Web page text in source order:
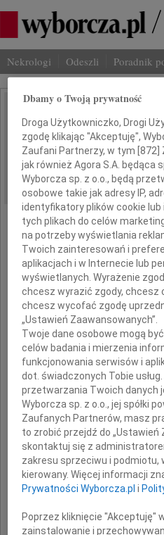
Nekrologi Odeszli Poradnik
IMIĘ I NAZWISKO: Jerzy
REGION: Poznań
DATA EMISJI: 31.07.2012
Z
Jego
jak i
Składamy
Michał
Dbamy o Twoją prywatność
Droga Użytkowniczko, Drogi
zgodę klikając "Akceptuję",
Zaufani Partnerzy, w tym [872]
jak również Agora S.A. będąca
Wyborcza sp. z o.o., będą
osobowe takie jak adresy IP,
identyfikatory plików cookie
tych plikach do celów
na potrzeby wyświetlania
Twoich zainteresowań i
aplikacjach i w Internecie lub
wyświetlanych. Wyrażenie
chcesz wyrazić zgody, chcesz
chcesz wycofać zgodę
„Ustawień Zaawansowanych”.
Twoje dane osobowe mogą
celów badania i mierzenia
funkcjonowania serwisów i
dot. świadczonych Tobie
przetwarzania Twoich danych
Wyborcza sp. z o.o., jej spółki
Zaufanych Partnerów, masz
to zrobić przejdź do „Ustawień
skontaktuj się z
zakresu sprzeciwu i podmiotu,
kierowany. Więcej informacji
Prywatności Wyborcza.pl i
Poprzez kliknięcie "Akceptuję"
zainstalowanie i